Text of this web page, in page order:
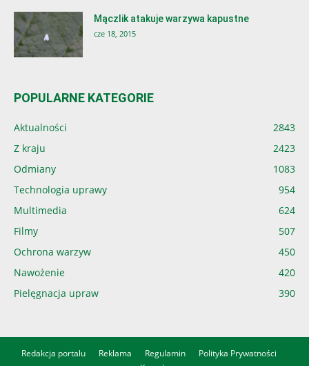
Mączlik atakuje warzywa kapustne
cze 18, 2015
POPULARNE KATEGORIE
Aktualności
2843
Z kraju
2423
Odmiany
1083
Technologia uprawy
954
Multimedia
624
Filmy
507
Ochrona warzyw
450
Nawożenie
420
Pielęgnacja upraw
390
Redakcja portalu Reklama Regulamin
Polityka Prywatności